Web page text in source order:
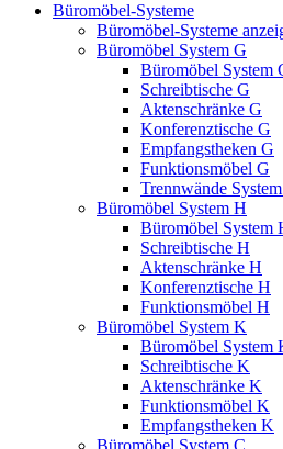
Büromöbel-Systeme
Büromöbel-Systeme
Büromöbel System G
Büromöbel System
Schreibtische G
Aktenschränke G
Konferenztische G
Empfangstheken G
Funktionsmöbel G
Trennwände
Büromöbel System H
Büromöbel System
Schreibtische H
Aktenschränke H
Konferenztische H
Funktionsmöbel H
Büromöbel System K
Büromöbel System
Schreibtische K
Aktenschränke K
Funktionsmöbel K
Empfangstheken K
Büromöbel System C